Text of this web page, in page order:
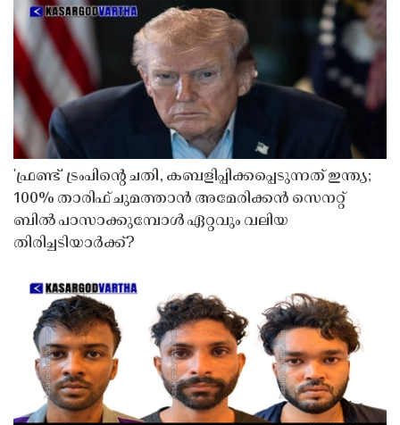
'ഫ്രണ്ട്' ട്രംപിന്റെ ചതി, കബളിപ്പിക്കപ്പെടുന്നത് ഇന്ത്യ;
100% താരിഫ് ചുമത്താൻ അമേരിക്കൻ സെനറ്റ്
ബിൽ പാസാക്കുമ്പോൾ ഏറ്റവും വലിയ
തിരിച്ചടിയാർക്ക്?